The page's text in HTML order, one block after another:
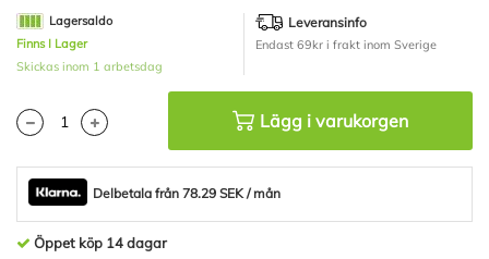
bildgalleriet
Lagersaldo
Finns I Lager
Skickas inom 1 arbetsdag
Leveransinfo
Endast 69kr i frakt inom Sverige
Lägg i varukorgen
Delbetala från 78.29 SEK / mån
Öppet köp 14 dagar